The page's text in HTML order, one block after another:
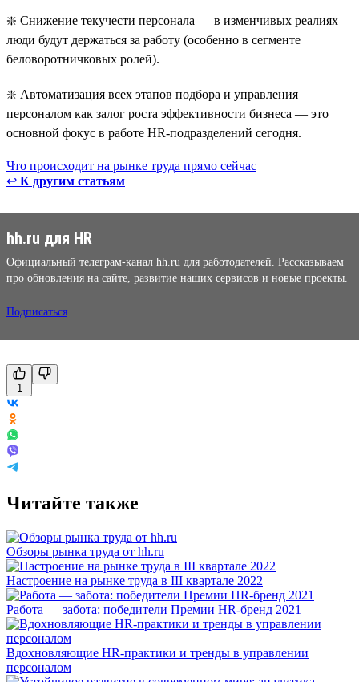
❇️ Снижение текучести персонала — в изменчивых реалиях
люди будут держаться за работу (особенно в сегменте
беловоротничковых ролей).
❇️ Автоматизация всех этапов подбора и управления
персоналом как залог роста эффективности бизнеса — это
основной фокус в работе HR-подразделений сегодня.
Что происходит на рынке труда прямо сейчас
↩ К другим статьям
hh.ru для HR
Официальный телеграм-канал hh.ru для работодателей. Рассказываем
про обновления на сайте, развитие наших сервисов и новые проекты.
Подписаться
1
Читайте также
Обзоры рынка труда от hh.ru
Настроение на рынке труда в III квартале 2022
Работа — забота: победители Премии HR-бренд 2021
Вдохновляющие HR-практики и тренды в управлении
персоналом